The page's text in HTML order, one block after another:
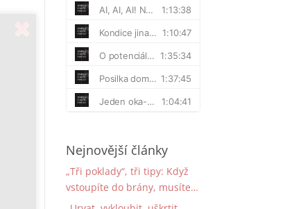
Nejnovější články
„Tři poklady“, tři tipy: Když
vstoupíte do brány, musíte…